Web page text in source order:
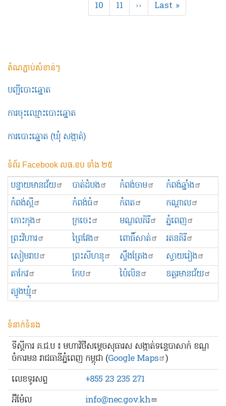
Page
10 Page
11
Next
page
››
Last
page
Last »
តំណភ្ជាប់សំខាន់ៗ
បញ្ជីបោះឆ្នោត
ការចុះឈ្មោះបោះឆ្នោត
ការបោះឆ្នោត (ឃុំ សង្កាត់)
ទំព័រ Facebook លធ.ខប ទាំង ២៥
បន្ទាយមានជ័យ បាត់ដំបង កំពង់ចាម
កំពង់ឆ្នាំង
កំពង់ស្ពឺ
កំពង់ធំ កំពត
កណ្ដាល
កោះកុង
ក្រចេះ មណ្ឌលគិរី
ភ្នំពេញ
ព្រះ​វិហារ
ព្រៃវែង ពោធិ៍សាត់
រតនគិរី
សៀមរាប
ព្រះសីហនុ ស្ទឹងត្រែង
ស្វាយរៀង
តាកែវ
កែប ប៉ៃលិន
ឧត្ដរមានជ័យ
ត្បូងឃ្មុំ
ទំនាក់ទំនង
ទីស្ដីការ គ.ជ.ប ៖ មហាវិថីសម្ដេចសុធារស សង្កាត់ទន្លេបាសាក់ ខណ្ឌ
ចំការមន រាជធានីភ្នំពេញ កម្ពុជា (Google Maps )
លេខ​ទូរសព្ទ
+855 23 235 271
អ៊ីម៉ែល
info@nec.gov.kh